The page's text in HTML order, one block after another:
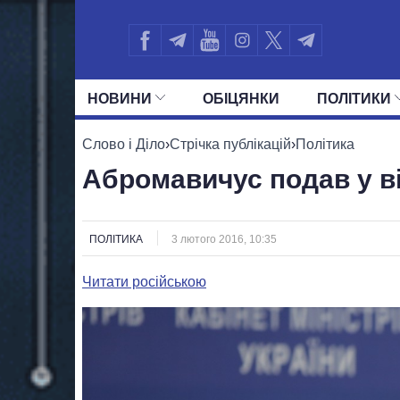
НОВИНИ ОБIЦЯНКИ ПОЛIТИКИ
УСІ ПОЛІТИКИ ПРЕЗИДЕНТ І ОФІС
Слово і Діло›Стрічка публікацій›Політика
Абромавичус подав у
ПОЛІТИКА 3 лютого 2016, 10:35
Читати російською